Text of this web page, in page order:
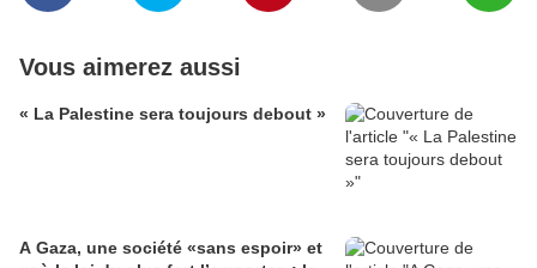
Vous aimerez aussi
« La Palestine sera toujours debout »
A Gaza, une société «sans espoir» et